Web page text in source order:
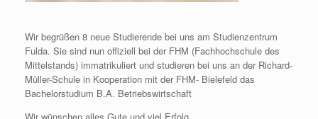
Wir begrüßen 8 neue Studierende bei uns am Studienzentrum
Fulda. Sie sind nun offiziell bei der FHM (Fachhochschule des
Mittelstands) immatrikuliert und studieren bei uns an der Richard-
Müller-Schule in Kooperation mit der FHM- Bielefeld das
Bachelorstudium B.A. Betriebswirtschaft